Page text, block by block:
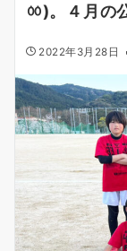
ㆀ)。４月の
2022年3月28日